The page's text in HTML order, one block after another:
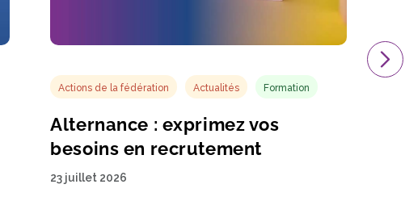
Actions de la fédération Actualités Formation
Alternance : exprimez vos
besoins en recrutement
23 juillet 2026